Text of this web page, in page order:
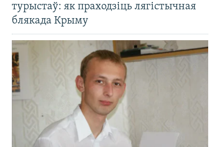
турыстаў: як праходзіць лягістычная
блякада Крыму